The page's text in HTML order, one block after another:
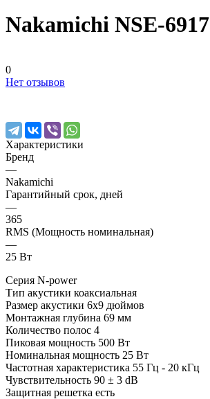
Nakamichi NSE-6917
0
Нет отзывов
Характеристики
Бренд
—
Nakamichi
Гарантийный срок, дней
—
365
RMS (Мощность номинальная)
—
25 Вт
Серия N-power
Тип акустики коаксиальная
Размер акустики 6х9 дюймов
Монтажная глубина 69 мм
Количество полос 4
Пиковая мощность 500 Вт
Номинальная мощность 25 Вт
Частотная характеристика 55 Гц - 20 кГц
Чувствительность 90 ± 3 dB
Защитная решетка есть